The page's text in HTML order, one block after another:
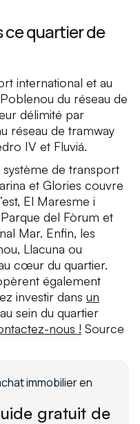
ce quartier de
international et au
du réseau de
délimité par
réseau de tramway
IV et Fluviá.
système de transport
et Glories couvre
El Maresme i
del Fòrum et
Mar. Enfin, les
Llacuna ou
cœur du quartier.
également
investir dans un
au sein du quartier
nous ! Source
gratuit de